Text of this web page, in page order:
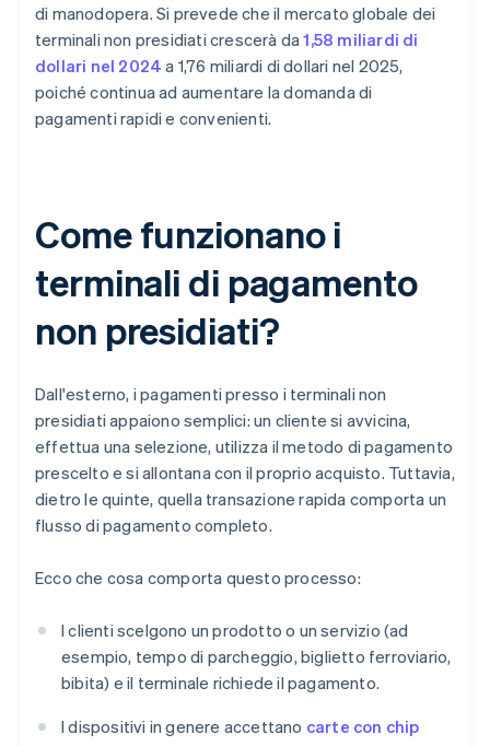
di manodopera. Si prevede che il mercato globale dei
terminali non presidiati crescerà da1,58 miliardi di
dollari nel 2024 a 1,76 miliardi di dollari nel 2025,
poiché continua ad aumentare la domanda di
pagamenti rapidi e convenienti.
Come funzionano i
terminali di pagamento
non presidiati?
Dall'esterno, i pagamenti presso i terminali non
presidiati appaiono semplici: un cliente si avvicina,
effettua una selezione, utilizza il metodo di pagamento
prescelto e si allontana con il proprio acquisto. Tuttavia,
dietro le quinte, quella transazione rapida comporta un
flusso di pagamento completo.
Ecco che cosa comporta questo processo:
I clienti scelgono un prodotto o un servizio (ad
esempio, tempo di parcheggio, biglietto ferroviario,
bibita) e il terminale richiede il pagamento.
I dispositivi in genere accettano carte con chip